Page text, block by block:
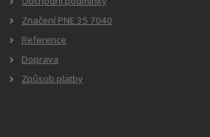
Značení PNE 35 7040
Reference
Doprava
Způsob platby